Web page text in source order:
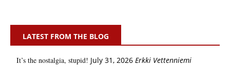
LATEST FROM THE BLOG
It’s the nostalgia, stupid! July 31, 2026 Erkki Vetten­­niemi